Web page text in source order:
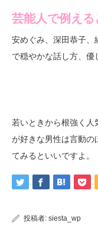
芸能人で例え
安めぐみ、深田恭子
で穏やかな話し方、優
若いときから根強く
が好きな男性は言動の
てみるといいですよ。
投稿者: siesta_wp